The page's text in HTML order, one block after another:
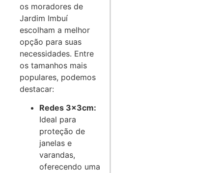
os moradores de
Jardim Imbuí
escolham a melhor
opção para suas
necessidades. Entre
os tamanhos mais
populares, podemos
destacar:
Redes 3x3cm:
Ideal para
proteção de
janelas e
varandas,
oferecendo uma